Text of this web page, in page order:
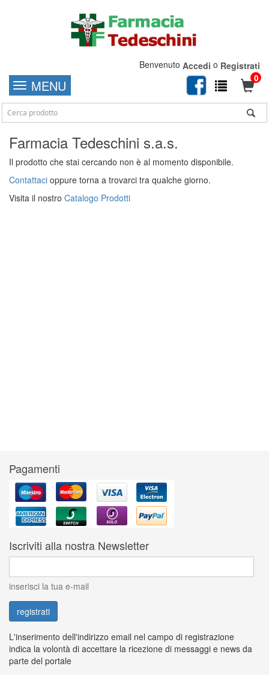
Benvenuto Accedi o Registrati
0
MENU
Farmacia Tedeschini s.a.s.
Il prodotto che stai cercando non è al momento disponibile.
Contattaci oppure torna a trovarci tra qualche giorno.
Visita il nostro Catalogo Prodotti
Pagamenti
Iscriviti alla nostra Newsletter
inserisci la tua e-mail
L'inserimento dell'indirizzo email nel campo di registrazione
indica la volontà di accettare la ricezione di messaggi e news da
parte del portale